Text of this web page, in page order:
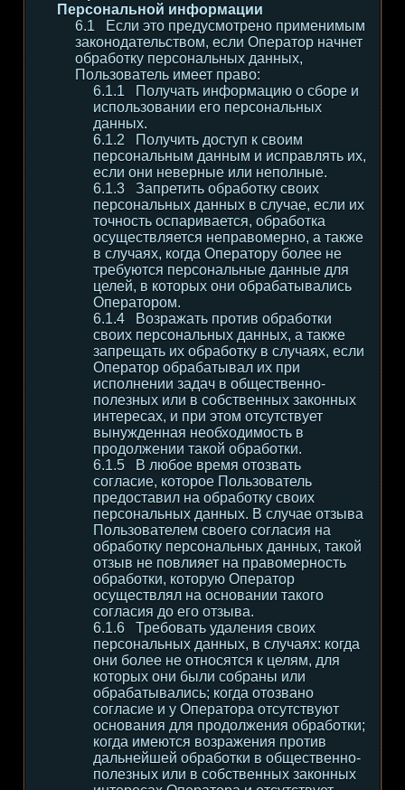
Персональной информации
Если это предусмотрено применимым
законодательством, если Оператор начнет
обработку персональных данных,
Пользователь имеет право:
Получать информацию о сборе и
использовании его персональных
данных.
Получить доступ к своим
персональным данным и исправлять их,
если они неверные или неполные.
Запретить обработку своих
персональных данных в случае, если их
точность оспаривается, обработка
осуществляется неправомерно, а также
в случаях, когда Оператору более не
требуются персональные данные для
целей, в которых они обрабатывались
Оператором.
Возражать против обработки
своих персональных данных, а также
запрещать их обработку в случаях, если
Оператор обрабатывал их при
исполнении задач в общественно-
полезных или в собственных законных
интересах, и при этом отсутствует
вынужденная необходимость в
продолжении такой обработки.
В любое время отозвать
согласие, которое Пользователь
предоставил на обработку своих
персональных данных. В случае отзыва
Пользователем своего согласия на
обработку персональных данных, такой
отзыв не повлияет на правомерность
обработки, которую Оператор
осуществлял на основании такого
согласия до его отзыва.
Требовать удаления своих
персональных данных, в случаях: когда
они более не относятся к целям, для
которых они были собраны или
обрабатывались; когда отозвано
согласие и у Оператора отсутствуют
основания для продолжения обработки;
когда имеются возражения против
дальнейшей обработки в общественно-
полезных или в собственных законных